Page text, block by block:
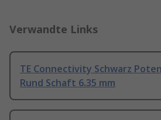
Verwandte Links
TE Connectivity Schwarz
Rund Schaft 6.35 mm